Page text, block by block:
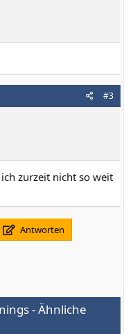
#3
zurzeit nicht so weit
Antworten
- Ähnliche